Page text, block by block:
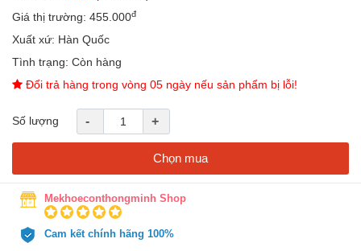
tắm
Bé
mà
học
cho
bố
dùng
Giá thị trường: 455.000đ
Xuất xứ: Hàn Quốc
Tình trạng: Còn hàng
Đổi trả hàng trong vòng 05 ngày nếu sản phẩm bị lỗi!
Số lượng - +
Chọn mua
Mekhoeconthongminh Shop
Cam kết chính hãng 100%